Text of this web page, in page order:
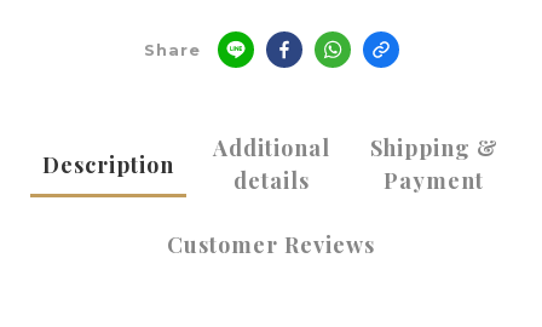
Share
Description
Additional
details
Shipping &
Payment
Customer Reviews